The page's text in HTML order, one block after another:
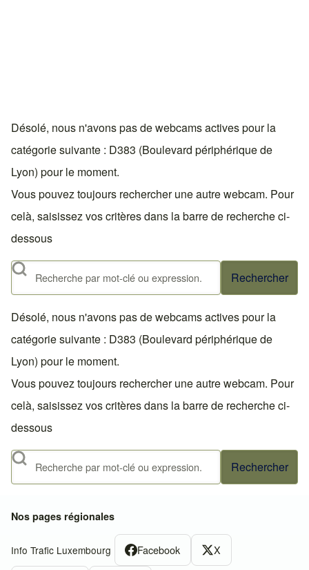
Désolé, nous n'avons pas de webcams actives pour la
catégorie suivante : D383 (Boulevard périphérique de
Lyon) pour le moment.
Vous pouvez toujours rechercher une autre webcam. Pour
celà, saisissez vos critères dans la barre de recherche ci-
dessous
Rechercher
Désolé, nous n'avons pas de webcams actives pour la
catégorie suivante : D383 (Boulevard périphérique de
Lyon) pour le moment.
Vous pouvez toujours rechercher une autre webcam. Pour
celà, saisissez vos critères dans la barre de recherche ci-
dessous
Rechercher
Nos pages régionales
Info Trafic Luxembourg Facebook X